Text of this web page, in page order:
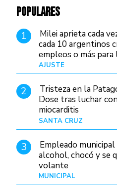
POPULARES
1
Milei aprieta cada
cada 10 argentinos
empleos o más
AJUSTE
2
Tristeza en la
Dose tras luchar
miocarditis
SANTA CRUZ
3
Empleado
alcohol, chocó y se
volante
MUNICIPAL